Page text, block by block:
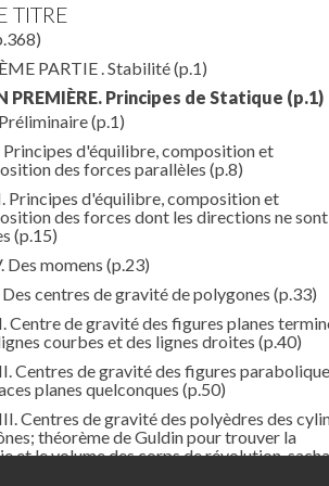
TITRE
PARTIE . Stabilité(p.1)
PREMIÈRE. Principes de Statique (p.1)
(p.1)
Principes d'équilibre, composition et
des forces parallèles (p.8)
Principes d'équilibre, composition et
des forces dont les directions ne
(p.15)
Des momens (p.23)
Des centres de gravité de polygones (p.33)
Centre de gravité des figures planes
courbes et des lignes droites (p.40)
Centres de gravité des figures
planes quelconques (p.50)
Centres de gravité des polyèdres des
théorème de Guldin pour trouver la
et le volume des corps de révolution,